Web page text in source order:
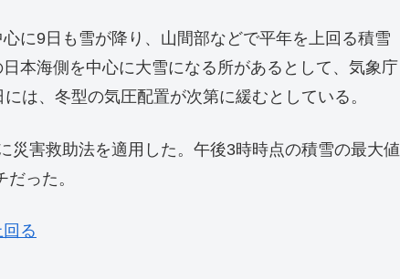
に9日も雪が降り、山間部などで平年を上回る積雪
本海側を中心に大雪になる所があるとして、気象庁
は、冬型の気圧配置が次第に緩むとしている。
災害救助法を適用した。午後3時時点の積雪の最大値
った。
る